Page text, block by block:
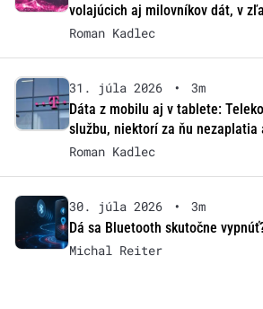
volajúcich aj milovníkov dát, v
Roman Kadlec
31. júla 2026 •
3m
Dáta z mobilu aj v tablete:
službu, niektorí za ňu nezaplatia
Roman Kadlec
30. júla 2026 •
3m
Dá sa Bluetooth skutočne
Michal Reiter